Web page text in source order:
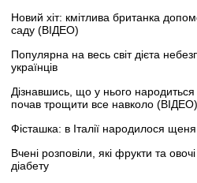
Новий хіт: кмітлива британка
саду (ВІДЕО)
Популярна на весь світ дієта
українців
Дізнавшись, що у нього народиться
почав трощити все навколо (ВІДЕО)
Фісташка: в Італії народилося
Вчені розповіли, які фрукти та
діабету